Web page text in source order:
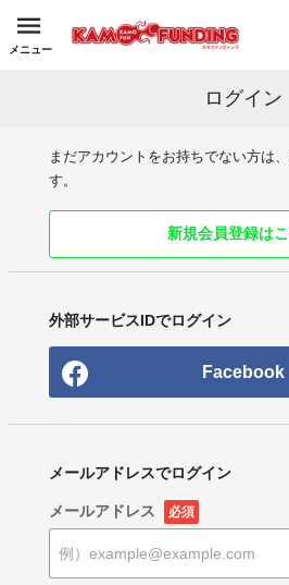
メニュー
ログイン
まだアカウントをお持ちでない方は
す。
新規会員登録は
外部サービスIDでログイン
Facebook
メールアドレスでログイン
メールアドレス 必須